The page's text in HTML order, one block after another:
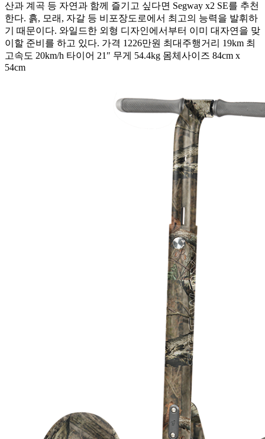
산과 계곡 등 자연과 함께 즐기고 싶다면 Segway x2 SE를 추천
한다. 흙, 모래, 자갈 등 비포장도로에서 최고의 능력을 발휘하
기 때문이다. 와일드한 외형 디자인에서부터 이미 대자연을 맞
이할 준비를 하고 있다. 가격 1226만원 최대주행거리 19km 최
고속도 20km/h 타이어 21″ 무게 54.4kg 몸체사이즈 84cm x
54cm